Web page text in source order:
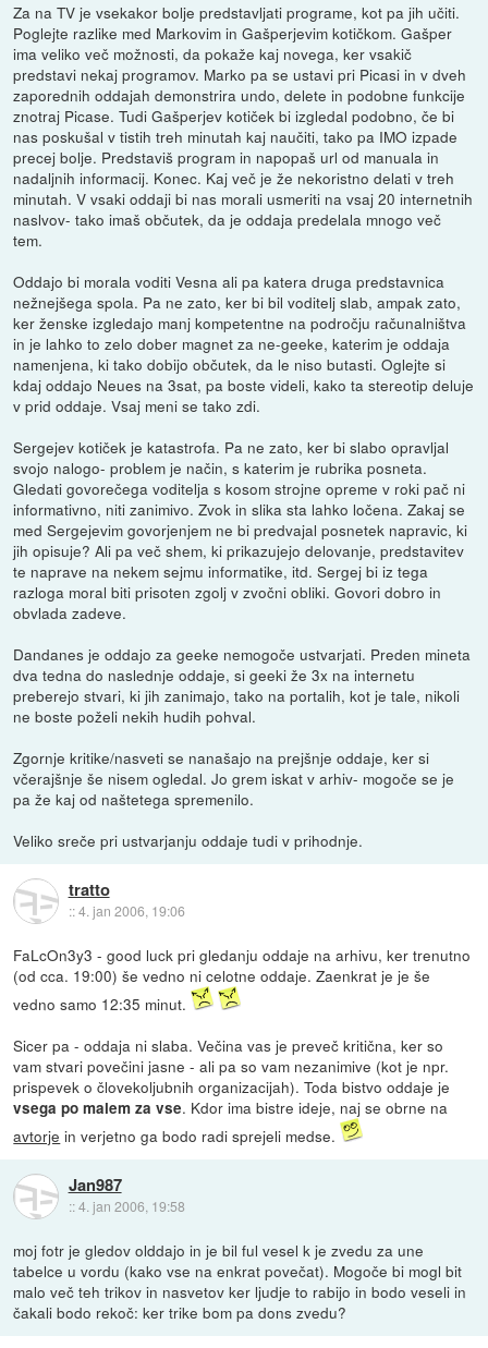
Za na TV je vsekakor bolje predstavljati programe, kot pa jih učiti.
Poglejte razlike med Markovim in Gašperjevim kotičkom. Gašper
ima veliko več možnosti, da pokaže kaj novega, ker vsakič
predstavi nekaj programov. Marko pa se ustavi pri Picasi in v dveh
zaporednih oddajah demonstrira undo, delete in podobne funkcije
znotraj Picase. Tudi Gašperjev kotiček bi izgledal podobno, če bi
nas poskušal v tistih treh minutah kaj naučiti, tako pa IMO izpade
precej bolje. Predstaviš program in napopaš url od manuala in
nadaljnih informacij. Konec. Kaj več je že nekoristno delati v treh
minutah. V vsaki oddaji bi nas morali usmeriti na vsaj 20 internetnih
naslvov- tako imaš občutek, da je oddaja predelala mnogo več
tem.
Oddajo bi morala voditi Vesna ali pa katera druga predstavnica
nežnejšega spola. Pa ne zato, ker bi bil voditelj slab, ampak zato,
ker ženske izgledajo manj kompetentne na področju računalništva
in je lahko to zelo dober magnet za ne-geeke, katerim je oddaja
namenjena, ki tako dobijo občutek, da le niso butasti. Oglejte si
kdaj oddajo Neues na 3sat, pa boste videli, kako ta stereotip deluje
v prid oddaje. Vsaj meni se tako zdi.
Sergejev kotiček je katastrofa. Pa ne zato, ker bi slabo opravljal
svojo nalogo- problem je način, s katerim je rubrika posneta.
Gledati govorečega voditelja s kosom strojne opreme v roki pač ni
informativno, niti zanimivo. Zvok in slika sta lahko ločena. Zakaj se
med Sergejevim govorjenjem ne bi predvajal posnetek napravic, ki
jih opisuje? Ali pa več shem, ki prikazujejo delovanje, predstavitev
te naprave na nekem sejmu informatike, itd. Sergej bi iz tega
razloga moral biti prisoten zgolj v zvočni obliki. Govori dobro in
obvlada zadeve.
Dandanes je oddajo za geeke nemogoče ustvarjati. Preden mineta
dva tedna do naslednje oddaje, si geeki že 3x na internetu
preberejo stvari, ki jih zanimajo, tako na portalih, kot je tale, nikoli
ne boste poželi nekih hudih pohval.
Zgornje kritike/nasveti se nanašajo na prejšnje oddaje, ker si
včerajšnje še nisem ogledal. Jo grem iskat v arhiv- mogoče se je
pa že kaj od naštetega spremenilo.
Veliko sreče pri ustvarjanju oddaje tudi v prihodnje.
tratto
::4. jan 2006, 19:06
FaLcOn3y3 - good luck pri gledanju oddaje na arhivu, ker trenutno
(od cca. 19:00) še vedno ni celotne oddaje. Zaenkrat je je še
vedno samo 12:35 minut.
Sicer pa - oddaja ni slaba. Večina vas je preveč kritična, ker so
vam stvari povečini jasne - ali pa so vam nezanimive (kot je npr.
prispevek o človekoljubnih organizacijah). Toda bistvo oddaje je
vsega po malem za vse. Kdor ima bistre ideje, naj se obrne na
avtorje in verjetno ga bodo radi sprejeli medse.
Jan987
::4. jan 2006, 19:58
moj fotr je gledov olddajo in je bil ful vesel k je zvedu za une
tabelce u vordu (kako vse na enkrat povečat). Mogoče bi mogl bit
malo več teh trikov in nasvetov ker ljudje to rabijo in bodo veseli in
čakali bodo rekoč: ker trike bom pa dons zvedu?